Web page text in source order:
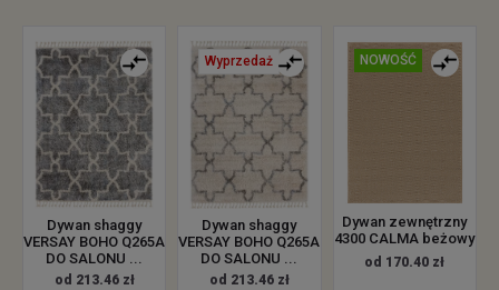
Dywan shaggy
VERSAY BOHO Q265A
DO SALONU ...
od 213.46 zł
Wyprzedaż
Dywan shaggy
VERSAY BOHO Q265A
DO SALONU ...
od 213.46 zł
NOWOŚĆ
Dywan zewnętrzny
4300 CALMA beżowy
od 170.40 zł